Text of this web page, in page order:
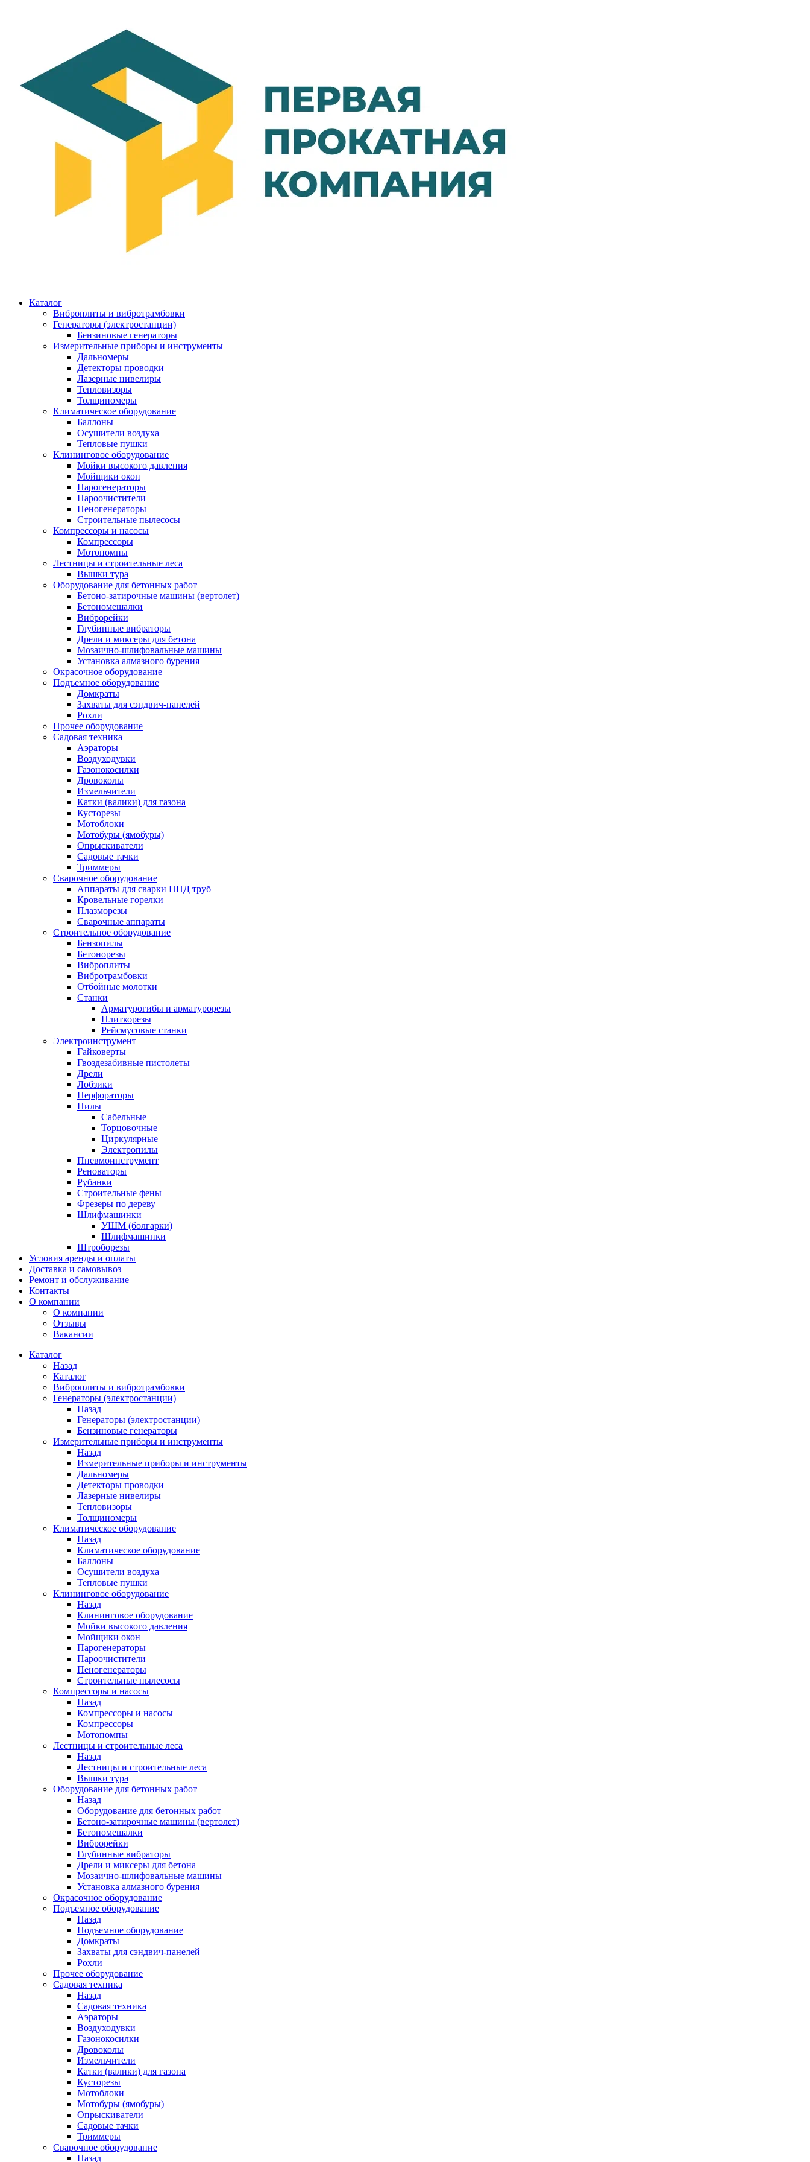
Каталог
Виброплиты и вибротрамбовки
Генераторы (электростанции)
Бензиновые генераторы
Измерительные приборы и инструменты
Дальномеры
Детекторы проводки
Лазерные нивелиры
Тепловизоры
Толщиномеры
Климатическое оборудование
Баллоны
Осушители воздуха
Тепловые пушки
Клининговое оборудование
Мойки высокого давления
Мойщики окон
Парогенераторы
Пароочистители
Пеногенераторы
Строительные пылесосы
Компрессоры и насосы
Компрессоры
Мотопомпы
Лестницы и строительные леса
Вышки тура
Оборудование для бетонных работ
Бетоно-затирочные машины (вертолет)
Бетономешалки
Виброрейки
Глубинные вибраторы
Дрели и миксеры для бетона
Мозаично-шлифовальные машины
Установка алмазного бурения
Окрасочное оборудование
Подъемное оборудование
Домкраты
Захваты для сэндвич-панелей
Рохли
Прочее оборудование
Садовая техника
Аэраторы
Воздуходувки
Газонокосилки
Дровоколы
Измельчители
Катки (валики) для газона
Кусторезы
Мотоблоки
Мотобуры (ямобуры)
Опрыскиватели
Садовые тачки
Триммеры
Сварочное оборудование
Аппараты для сварки ПНД труб
Кровельные горелки
Плазморезы
Сварочные аппараты
Строительное оборудование
Бензопилы
Бетонорезы
Виброплиты
Вибротрамбовки
Отбойные молотки
Станки
Арматурогибы и арматурорезы
Плиткорезы
Рейсмусовые станки
Электроинструмент
Гайковерты
Гвоздезабивные пистолеты
Дрели
Лобзики
Перфораторы
Пилы
Сабельные
Торцовочные
Циркулярные
Электропилы
Пневмоинструмент
Реноваторы
Рубанки
Строительные фены
Фрезеры по дереву
Шлифмашинки
УШМ (болгарки)
Шлифмашинки
Штроборезы
Условия аренды и оплаты
Доставка и самовывоз
Ремонт и обслуживание
Контакты
О компании
О компании
Отзывы
Вакансии
Каталог
Назад
Каталог
Виброплиты и вибротрамбовки
Генераторы (электростанции)
Назад
Генераторы (электростанции)
Бензиновые генераторы
Измерительные приборы и инструменты
Назад
Измерительные приборы и инструменты
Дальномеры
Детекторы проводки
Лазерные нивелиры
Тепловизоры
Толщиномеры
Климатическое оборудование
Назад
Климатическое оборудование
Баллоны
Осушители воздуха
Тепловые пушки
Клининговое оборудование
Назад
Клининговое оборудование
Мойки высокого давления
Мойщики окон
Парогенераторы
Пароочистители
Пеногенераторы
Строительные пылесосы
Компрессоры и насосы
Назад
Компрессоры и насосы
Компрессоры
Мотопомпы
Лестницы и строительные леса
Назад
Лестницы и строительные леса
Вышки тура
Оборудование для бетонных работ
Назад
Оборудование для бетонных работ
Бетоно-затирочные машины (вертолет)
Бетономешалки
Виброрейки
Глубинные вибраторы
Дрели и миксеры для бетона
Мозаично-шлифовальные машины
Установка алмазного бурения
Окрасочное оборудование
Подъемное оборудование
Назад
Подъемное оборудование
Домкраты
Захваты для сэндвич-панелей
Рохли
Прочее оборудование
Садовая техника
Назад
Садовая техника
Аэраторы
Воздуходувки
Газонокосилки
Дровоколы
Измельчители
Катки (валики) для газона
Кусторезы
Мотоблоки
Мотобуры (ямобуры)
Опрыскиватели
Садовые тачки
Триммеры
Сварочное оборудование
Назад